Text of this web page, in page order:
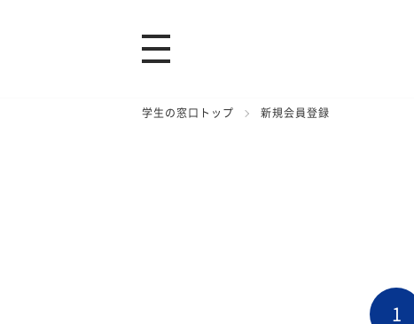
学生の窓口トップ 新規会員登録
1